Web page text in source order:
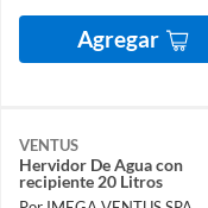
Agregar
VENTUS
Hervidor De Agua con
recipiente 20 Litros